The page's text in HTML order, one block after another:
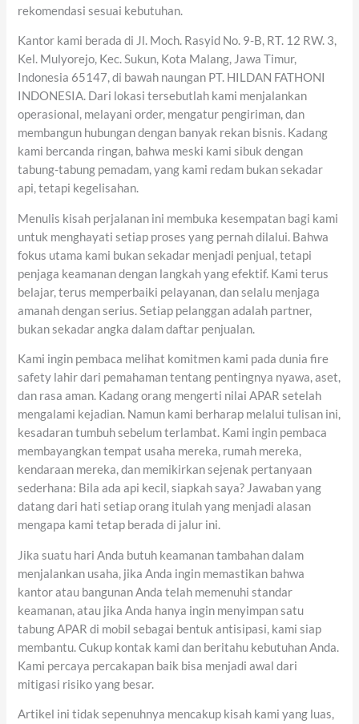
rekomendasi sesuai kebutuhan.
Kantor kami berada di Jl. Moch. Rasyid No. 9-B, RT. 12 RW. 3,
Kel. Mulyorejo, Kec. Sukun, Kota Malang, Jawa Timur,
Indonesia 65147, di bawah naungan PT. HILDAN FATHONI
INDONESIA. Dari lokasi tersebutlah kami menjalankan
operasional, melayani order, mengatur pengiriman, dan
membangun hubungan dengan banyak rekan bisnis. Kadang
kami bercanda ringan, bahwa meski kami sibuk dengan
tabung-tabung pemadam, yang kami redam bukan sekadar
api, tetapi kegelisahan.
Menulis kisah perjalanan ini membuka kesempatan bagi kami
untuk menghayati setiap proses yang pernah dilalui. Bahwa
fokus utama kami bukan sekadar menjadi penjual, tetapi
penjaga keamanan dengan langkah yang efektif. Kami terus
belajar, terus memperbaiki pelayanan, dan selalu menjaga
amanah dengan serius. Setiap pelanggan adalah partner,
bukan sekadar angka dalam daftar penjualan.
Kami ingin pembaca melihat komitmen kami pada dunia fire
safety lahir dari pemahaman tentang pentingnya nyawa, aset,
dan rasa aman. Kadang orang mengerti nilai APAR setelah
mengalami kejadian. Namun kami berharap melalui tulisan ini,
kesadaran tumbuh sebelum terlambat. Kami ingin pembaca
membayangkan tempat usaha mereka, rumah mereka,
kendaraan mereka, dan memikirkan sejenak pertanyaan
sederhana: Bila ada api kecil, siapkah saya? Jawaban yang
datang dari hati setiap orang itulah yang menjadi alasan
mengapa kami tetap berada di jalur ini.
Jika suatu hari Anda butuh keamanan tambahan dalam
menjalankan usaha, jika Anda ingin memastikan bahwa
kantor atau bangunan Anda telah memenuhi standar
keamanan, atau jika Anda hanya ingin menyimpan satu
tabung APAR di mobil sebagai bentuk antisipasi, kami siap
membantu. Cukup kontak kami dan beritahu kebutuhan Anda.
Kami percaya percakapan baik bisa menjadi awal dari
mitigasi risiko yang besar.
Artikel ini tidak sepenuhnya mencakup kisah kami yang luas,